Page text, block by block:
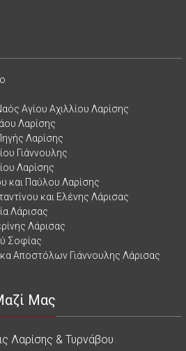
Αγίου Αχιλλίου Λαρίσης
Λαρίσης
Λαρίσης
Γιάννουλης
Λαρίσης
και Παύλου Λαρίσης
και Ελένης Λάρισας
Λάρισας
Λάρισας
Σοφίας
Αποστόλων Γιάννουλης Λάρισας
Μας
Λαρίσης & Τυρνάβου